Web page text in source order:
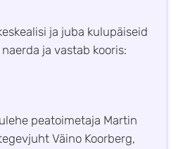
ja juba kulupäiseid
ja vastab kooris:
peatoimetaja Martin
Väino Koorberg,